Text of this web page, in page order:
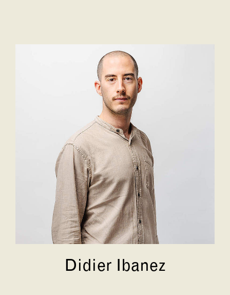
Didier Ibanez